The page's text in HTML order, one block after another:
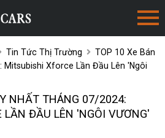
Tin Tức Thị Trường
TOP 10 Xe Bán
Mitsubishi Xforce Lần Đầu Lên 'ngôi
NHẤT THÁNG 07/2024:
LẦN ĐẦU LÊN 'NGÔI VƯƠNG'